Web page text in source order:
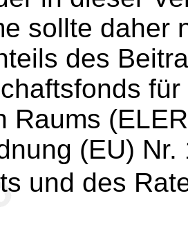
sollte daher
des
Raums
(EU)
und des